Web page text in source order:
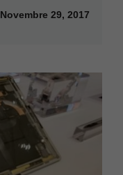
Novembre 29, 2017